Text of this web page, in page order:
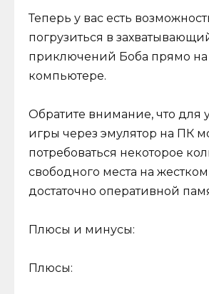
Теперь у вас есть
погрузиться в
приключений Боба прямо
компьютере.
Обратите внимание, что для
игры через эмулятор на ПК
потребоваться некоторое
свободного места на
достаточно оперативной
Плюсы и минусы:
Плюсы: